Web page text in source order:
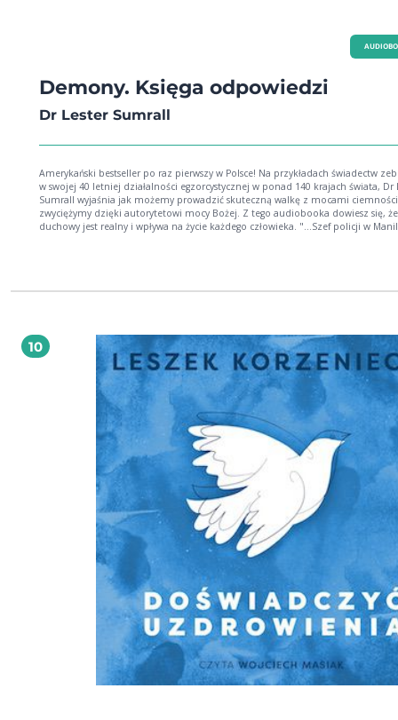
Demony. Księga odpowiedzi
Dr Lester Sumrall
Amerykański bestseller po raz pierwszy w Polsce! Na przykładach świadectw zebranych
w swojej 40 letniej działalności egzorcystycznej w ponad 140 krajach świata, Dr
Sumrall wyjaśnia jak możemy prowadzić skuteczną walkę z mocami
zwyciężymy dzięki autorytetowi mocy Bożej. Z tego audiobooka dowiesz się,
duchowy jest realny i wpływa na życie każdego człowieka. "...Szef policji w Manili,
(fragment audiobooka) „…większy jest Ten, który jest w was, od tego, który jest w
10